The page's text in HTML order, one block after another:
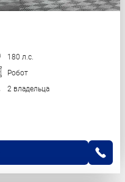
180 л.с.
Робот
2 владельца